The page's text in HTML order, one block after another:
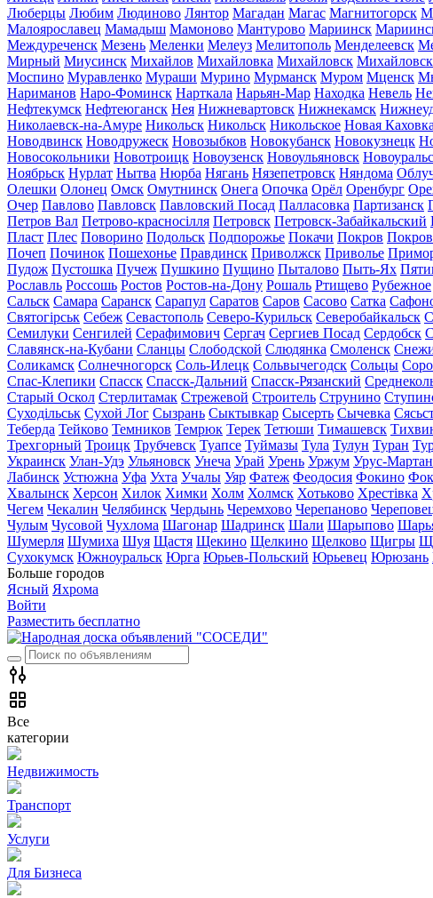
Люберцы Любим Людиново Лянтор Магадан Магас Магнитогорск
Малоярославец Мамадыш Мамоново Мантурово Мариинск
Междуреченск Мезень Меленки Мелеуз Мелитополь Менделеевск
Мирный Миусинск Михайлов Михайловка Михайловск Михайловск
Моспино Муравленко Мураши Мурино Мурманск Муром Мценск
Нариманов Наро-Фоминск Нарткала Нарьян-Мар Находка Невель
Нефтекумск Нефтеюганск Нея Нижневартовск Нижнекамск
Николаевск-на-Амуре Никольск Никольск Никольское Новая Каховка
Новодвинск Новодружеск Новозыбков Новокубанск Новокузнецк
Новосокольники Новотроицк Новоузенск Новоульяновск
Ноябрьск Нурлат Нытва Нюрба Нягань Нязепетровск Няндома
Олешки Олонец Омск Омутнинск Онега Опочка Орёл Оренбург
Очер Павлово Павловск Павловский Посад Палласовка Партизанск
Петров Вал Петрово-красносілля Петровск Петровск-Забайкальский
Пласт Плес Поворино Подольск Подпорожье Покачи Покров
Почеп Починок Пошехонье Правдинск Приволжск Приволье
Пудож Пустошка Пучеж Пушкино Пущино Пыталово Пыть-Ях
Рославль Россошь Ростов Ростов-на-Дону Рошаль Ртищево Рубежное
Сальск Самара Саранск Сарапул Саратов Саров Сасово Сатка
Святогірськ Себеж Севастополь Северо-Курильск Северобайкальск
Семилуки Сенгилей Серафимович Сергач Сергиев Посад Сердобск
Славянск-на-Кубани Сланцы Слободской Слюдянка Смоленск
Соликамск Солнечногорск Соль-Илецк Сольвычегодск Сольцы
Спас-Клепики Спасск Спасск-Дальний Спасск-Рязанский
Старый Оскол Стерлитамак Стрежевой Строитель Струнино
Суходільськ Сухой Лог Сызрань Сыктывкар Сысерть Сычевка
Теберда Тейково Темников Темрюк Терек Тетюши Тимашевск
Трехгорный Троицк Трубчевск Туапсе Туймазы Тула Тулун Туран
Украинск Улан-Удэ Ульяновск Унеча Урай Урень Уржум Урус-Мартан
Лабинск Устюжна Уфа Ухта Учалы Уяр Фатеж Феодосия Фокино
Хвалынск Херсон Хилок Химки Холм Холмск Хотьково Хрестівка
Чегем Чекалин Челябинск Чердынь Черемхово Черепаново
Чулым Чусовой Чухлома Шагонар Шадринск Шали Шарыпово
Шумерля Шумиха Шуя Щастя Щекино Щелкино Щелково Щигры
Сухокумск Южноуральск Юрга Юрьев-Польский Юрьевец Юрюзань
Больше городов
Ясный Яхрома
Войти
Разместить бесплатно
Все
категории
Недвижимость
Транспорт
Услуги
Для Бизнеса